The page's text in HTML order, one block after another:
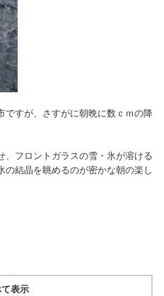
ですが、さすがに朝晩に数ｃｍの降
、フロントガラスの雪・氷が溶ける
結晶を眺めるのが密かな朝の楽し
表示